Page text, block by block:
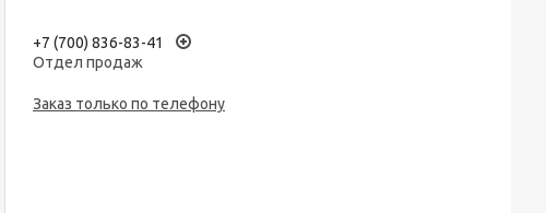
+7 (700) 836-83-41
Отдел продаж
Заказ только по телефону